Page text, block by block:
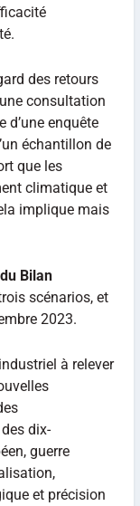
des retours
consultation
d’une enquête
échantillon de
que les
climatique et
implique mais
Bilan
scénarios, et
2023.
à relever
dix-
guerre
et précision